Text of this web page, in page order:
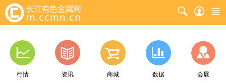
行情 资讯 商城 数据 会展